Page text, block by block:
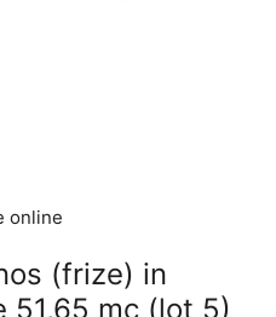
online
(frize) in
mc (lot 5)